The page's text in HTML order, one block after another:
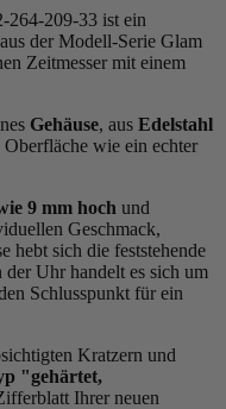
264-209-33 ist ein
der Modell-Serie Glam
Zeitmesser mit einem
Gehäuse, aus Edelstahl
Oberfläche wie ein echter
9 mm hoch und
Geschmack,
hebt sich die feststehende
der Uhr handelt es sich um
Schlusspunkt für ein
Kratzern und
"gehärtet,
Ihrer neuen